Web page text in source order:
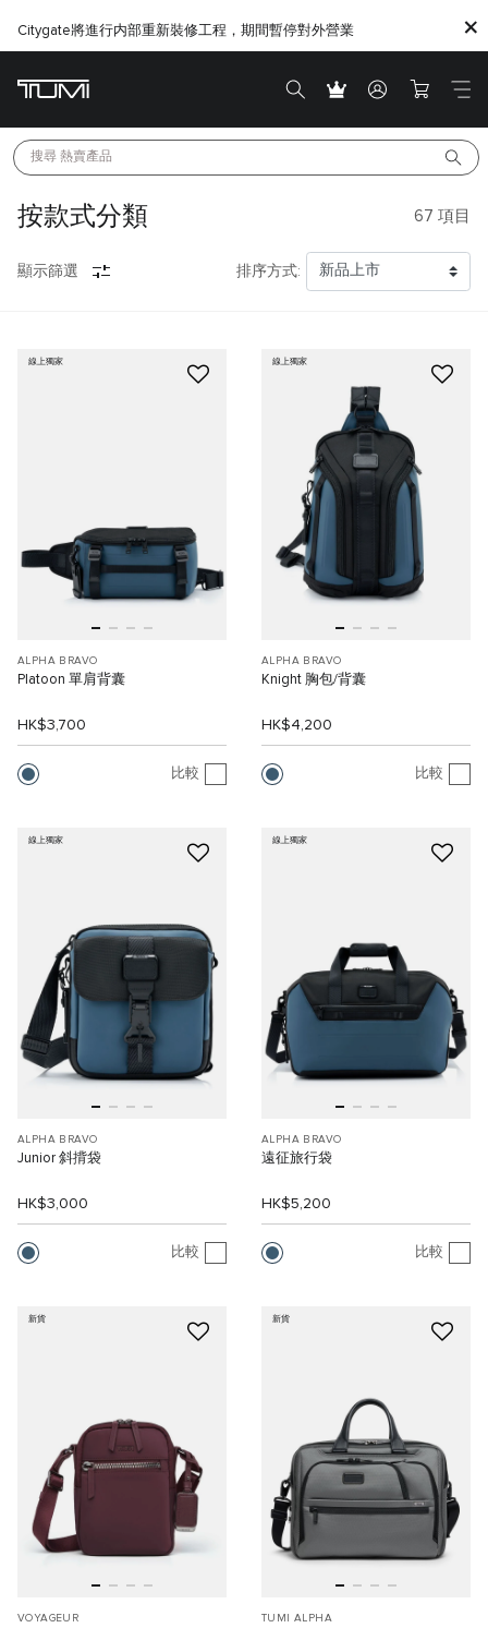
Citygate將進行内部重新裝修工程，期間暫停對外營業
搜尋 熱賣產品
按款式分類 67 項目
顯示篩選 排序方式:
線上獨家
ALPHA BRAVO
Platoon 單肩背囊
HK$3,700
比較
線上獨家
ALPHA BRAVO
Knight 胸包/背囊
HK$4,200
比較
線上獨家
ALPHA BRAVO
Junior 斜揹袋
HK$3,000
比較
線上獨家
ALPHA BRAVO
遠征旅行袋
HK$5,200
比較
新貨
VOYAGEUR
新貨
TUMI ALPHA